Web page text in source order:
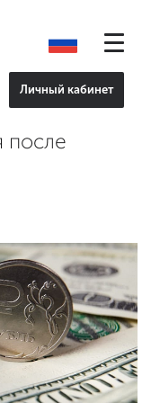
Личный кабинет
после